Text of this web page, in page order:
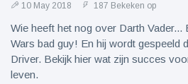
10 May 2018 187 Bekeken op
Wie heeft het nog over Darth Vader...
Wars bad guy! En hij wordt gespeeld
Driver. Bekijk hier wat zijn succes
leven.